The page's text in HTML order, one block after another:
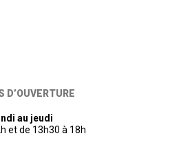
D’OUVERTURE
au jeudi
et de 13h30 à 18h